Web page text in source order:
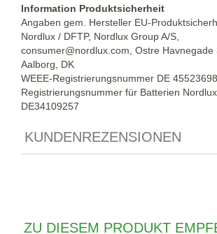
Information Produktsicherheit
Angaben gem. Hersteller EU-
Nordlux / DFTP, Nordlux Group A/S,
consumer@nordlux.com, Ostre Havnegade
Aalborg, DK
WEEE-Registrierungsnummer DE 45523698
Registrierungsnummer für Batterien
DE34109257
KUNDENREZENSIONEN
ZU DIESEM PRODUKT